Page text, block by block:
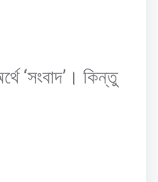
‘সংবাদ’ । কিন্তু